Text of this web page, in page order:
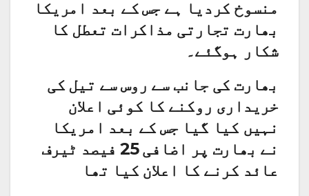
منسوخ کردیا ہے جس کے بعد امریکا
بھارت تجارتی مذاکرات تعطل کا
شکار ہوگئے۔
بھارت کی جانب سے روس سے تیل کی
خریداری روکنے کا کوئی اعلان
نہیں کیا گیا جس کے بعد امریکا
نے بھارت پر اضافی 25 فیصد ٹیرف
عائد کرنے کا اعلان کیا تھا